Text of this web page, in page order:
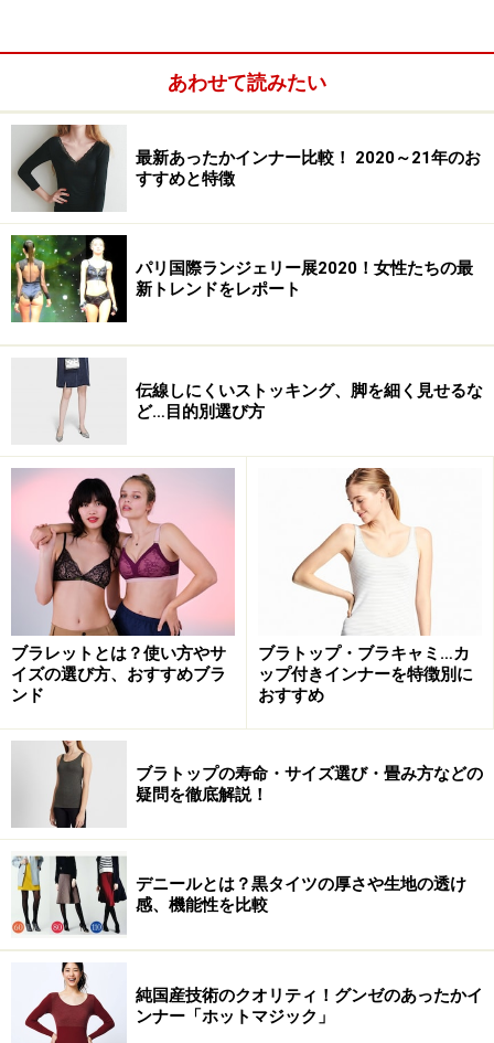
下着についてのアンケートによると、男性からの下着の
プレゼントは、8割近い女性が「嬉しい!」と答えて、実
際に恋人から下着をプレゼントされたことのある人は3
割を超えていました。女性に下着を贈る男性はまだまだ
少数派ですが、日本でも年々多くなっています。
下着のプレゼントは、1万円～3万円くらいでプレゼント
に最適な価格。高価なインポート下着は、3万円前後の
価格で、セクシーでお洒落な下着をプレゼントをするこ
とができます。
下着のプレゼントで愛情が深まる！
NAORY 価格:ブラ 1万4000円＋税 タンガ 7500円+税
下着というと女性にとっては必需品ですが、お洒落な下
は、シンプルで機能的な下着を身に着けていても、恋人
とのデートのときは、とっておきの下着を身に着けるも
のです。特別な時には、体のアクセサリーとしてお洒落
な下着を、勝負下着として着けるのです。ですから、美
しいお洒落な下着をプレゼントされたら、女性が嬉しく
思うのは当然です。
恋人である女性に下着を贈るということは、彼女のサイ
ズや好みを理解していなければ、もらった女性も喜びも
半減してしまいます。もし憧れのブランドの下着をプレ
あわせて読みたい
最新あったかインナー比較！ 2020～21年のお
すすめと特徴
パリ国際ランジェリー展2020！女性たちの最
新トレンドをレポート
伝線しにくいストッキング、脚を細く見せるな
ど…目的別選び方
ブラレットとは？使い方やサ
イズの選び方、おすすめブラ
ンド
ブラトップ・ブラキャミ…カ
ップ付きインナーを特徴別に
おすすめ
ブラトップの寿命・サイズ選び・畳み方などの
疑問を徹底解説！
デニールとは？黒タイツの厚さや生地の透け
感、機能性を比較
純国産技術のクオリティ！グンゼのあったかイ
ンナー「ホットマジック」